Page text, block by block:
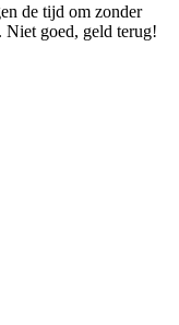
de tijd om zonder
Niet goed, geld terug!